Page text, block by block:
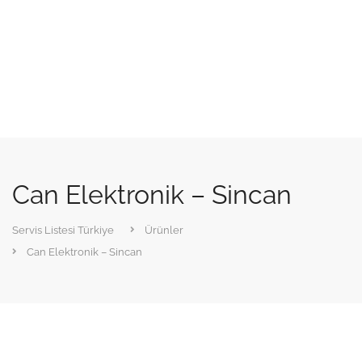
Can Elektronik – Sincan
Servis Listesi Türkiye
Ürünler
Can Elektronik – Sincan